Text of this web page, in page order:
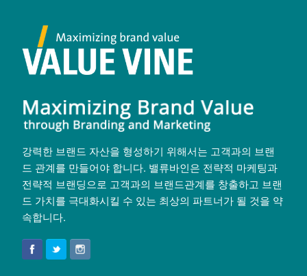
강력한 브랜드 자산을 형성하기 위해서는 고객과의 브랜
드 관계를 만들어야 합니다. 밸류바인은 전략적 마케팅과
전략적 브랜딩으로 고객과의 브랜드관계를 창출하고 브랜
드 가치를 극대화시킬 수 있는 최상의 파트너가 될 것을 약
속합니다.